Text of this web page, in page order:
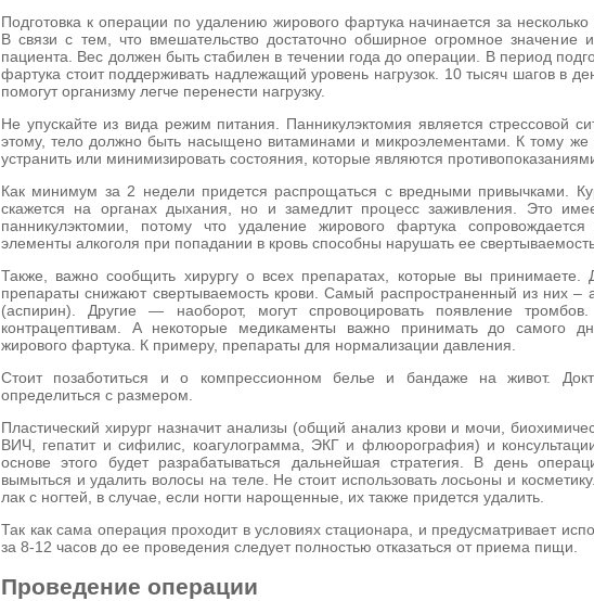
Подготовка к операции по удалению жирового фартука начинается за
В связи с тем, что вмешательство достаточно обширное огромное значение
пациента. Вес должен быть стабилен в течении года до операции. В период
фартука стоит поддерживать надлежащий уровень нагрузок. 10 тысяч шагов в
помогут организму легче перенести нагрузку.
Не упускайте из вида режим питания. Панникулэктомия является стрессовой
этому, тело должно быть насыщено витаминами и микроэлементами. К тому же
устранить или минимизировать состояния, которые являются
Как минимум за 2 недели придется распрощаться с вредными привычками.
скажется на органах дыхания, но и замедлит процесс заживления. Это
панникулэктомии, потому что удаление жирового фартука
элементы алкоголя при попадании в кровь способны нарушать ее
Также, важно сообщить хирургу о всех препаратах, которые вы принимаете.
препараты снижают свертываемость крови. Самый распространенный из них –
(аспирин). Другие — наоборот, могут спровоцировать появление
контрацептивам. А некоторые медикаменты важно принимать до самого
жирового фартука. К примеру, препараты для нормализации давления.
Стоит позаботиться и о компрессионном белье и бандаже на живот.
определиться с размером.
Пластический хирург назначит анализы (общий анализ крови и мочи,
ВИЧ, гепатит и сифилис, коагулограмма, ЭКГ и флюорография) и
основе этого будет разрабатываться дальнейшая стратегия. В день
вымыться и удалить волосы на теле. Не стоит использовать лосьоны и
лак с ногтей, в случае, если ногти нарощенные, их также придется удалить.
Так как сама операция проходит в условиях стационара, и предусматривает
за 8-12 часов до ее проведения следует полностью отказаться от приема пищи.
Проведение операции